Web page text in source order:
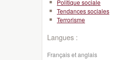
Politique sociale
Tendances sociales
Terrorisme
Langues :
Français et anglais